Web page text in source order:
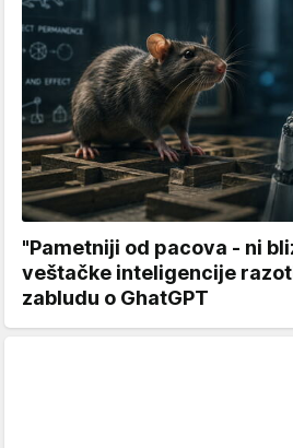
"Pametniji od pacova - ni
veštačke inteligencije
zabludu o GhatGPT